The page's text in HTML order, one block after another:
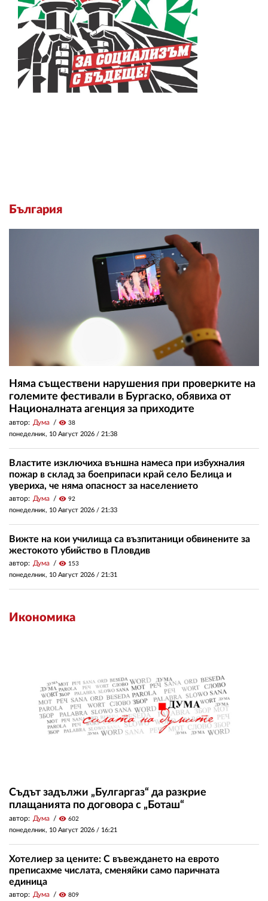
България
Няма съществени нарушения при проверките на
големите фестивали в Бургаско, обявиха от
Националната агенция за приходите
автор: Дума visibility 38
понеделник, 10 Август 2026 / 21:38
Властите изключиха външна намеса при избухналия
пожар в склад за боеприпаси край село Белица и
увериха, че няма опасност за населението
автор: Дума visibility 92
понеделник, 10 Август 2026 / 21:33
Вижте на кои училища са възпитаници обвинените за
жестокото убийство в Пловдив
автор: Дума visibility 153
понеделник, 10 Август 2026 / 21:31
Икономика
Съдът задължи „Булгаргаз“ да разкрие
плащанията по договора с „Боташ“
автор: Дума visibility 602
понеделник, 10 Август 2026 / 16:21
Хотелиер за цените: С въвеждането на еврото
преписахме числата, сменяйки само паричната
единица
автор: Дума visibility 809